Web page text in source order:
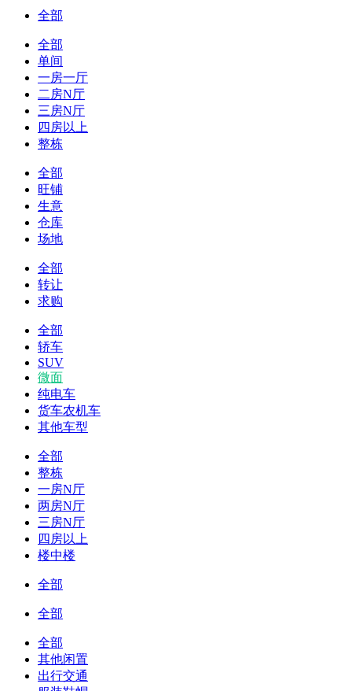
全部
全部
单间
一房一厅
二房N厅
三房N厅
四房以上
整栋
全部
旺铺
生意
仓库
场地
全部
转让
求购
全部
轿车
SUV
微面
纯电车
货车农机车
其他车型
全部
整栋
一房N厅
两房N厅
三房N厅
四房以上
楼中楼
全部
全部
全部
其他闲置
出行交通